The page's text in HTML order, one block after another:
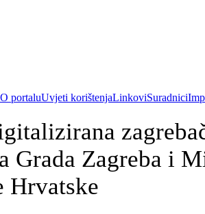
O portaluUvjeti korištenjaLinkoviSuradnici
Grada Zagreba i
Hrvatske